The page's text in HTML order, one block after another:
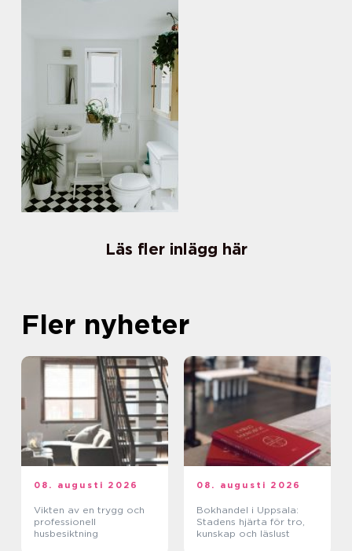
Läs fler inlägg här
Fler nyheter
08. augusti 2026
Vikten av en trygg och
professionell
husbesiktning
08. augusti 2026
Bokhandel i Uppsala:
Stadens hjärta för tro,
kunskap och läslust